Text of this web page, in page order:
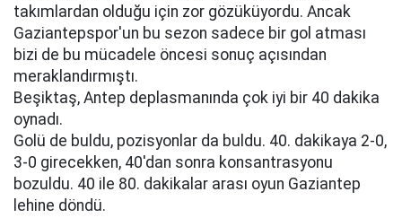
takımlardan olduğu için zor gözüküyordu. Ancak
Gaziantepspor'un bu sezon sadece bir gol atması
bizi de bu mücadele öncesi sonuç açısından
meraklandırmıştı.
Beşiktaş, Antep deplasmanında çok iyi bir 40 dakika
oynadı.
Golü de buldu, pozisyonlar da buldu. 40. dakikaya 2-0,
3-0 girecekken, 40'dan sonra konsantrasyonu
bozuldu. 40 ile 80. dakikalar arası oyun Gaziantep
lehine döndü.